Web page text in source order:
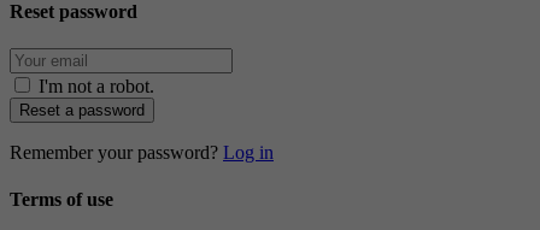
Reset password
I'm not a robot.
Reset a password
Remember your password? Log in
Terms of use